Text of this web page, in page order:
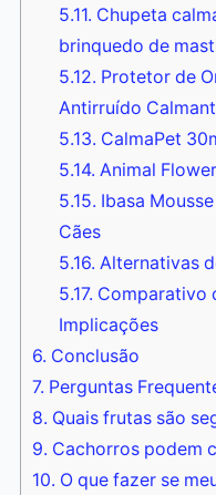
5.11. Chupeta
brinquedo de
5.12. Protetor de
Antirruído
5.13. CalmaPet
5.14. Animal
5.15. Ibasa
Cães
5.16. Alternativas
5.17. Comparativo
Implicações
6. Conclusão
7. Perguntas
8. Quais frutas são
9. Cachorros podem
10. O que fazer se